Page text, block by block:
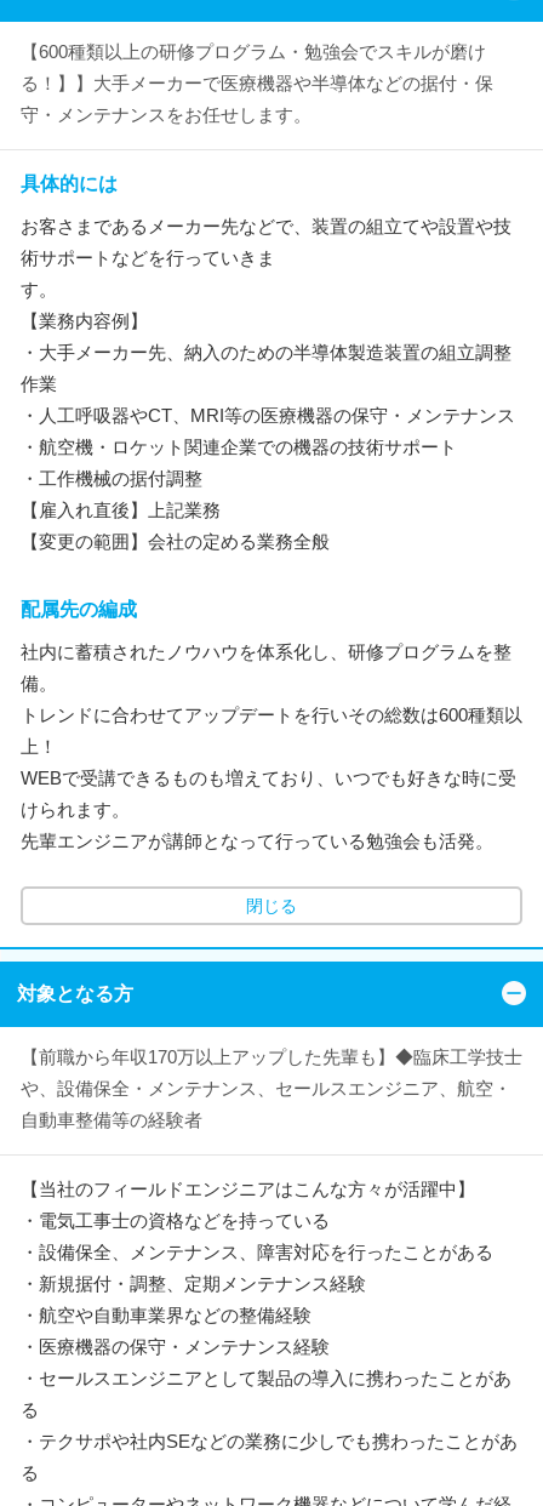
【600種類以上の研修プログラム・勉強会でスキルが磨け
る！】】大手メーカーで医療機器や半導体などの据付・保
守・メンテナンスをお任せします。
具体的には
お客さまであるメーカー先などで、装置の組立てや設置や技
術サポートなどを行っていきま
す。
【業務内容例】
・大手メーカー先、納入のための半導体製造装置の組立調整
作業
・人工呼吸器やCT、MRI等の医療機器の保守・メンテナンス
・航空機・ロケット関連企業での機器の技術サポート
・工作機械の据付調整
【雇入れ直後】上記業務
【変更の範囲】会社の定める業務全般
配属先の編成
社内に蓄積されたノウハウを体系化し、研修プログラムを整
備。
トレンドに合わせてアップデートを行いその総数は600種類以
上！
WEBで受講できるものも増えており、いつでも好きな時に受
けられます。
先輩エンジニアが講師となって行っている勉強会も活発。
閉じる
対象となる方
【前職から年収170万以上アップした先輩も】◆臨床工学技士
や、設備保全・メンテナンス、セールスエンジニア、航空・
自動車整備等の経験者
【当社のフィールドエンジニアはこんな方々が活躍中】
・電気工事士の資格などを持っている
・設備保全、メンテナンス、障害対応を行ったことがある
・新規据付・調整、定期メンテナンス経験
・航空や自動車業界などの整備経験
・医療機器の保守・メンテナンス経験
・セールスエンジニアとして製品の導入に携わったことがあ
る
・テクサポや社内SEなどの業務に少しでも携わったことがあ
る